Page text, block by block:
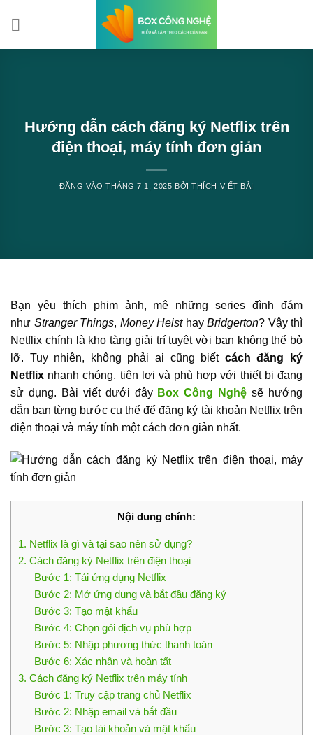
Hướng dẫn cách đăng ký Netflix trên
điện thoại, máy tính đơn giản
ĐĂNG VÀO THÁNG 7 1, 2025 BỞITHÍCH VIẾT BÀI
Bạn yêu thích phim ảnh, mê những series đình đám
như Stranger Things, Money Heisthay Bridgerton? Vậy thì
Netflix chính là kho tàng giải trí tuyệt vời bạn không thể bỏ
lỡ. Tuy nhiên, không phải ai cũng biết cách đăng ký
Netflix nhanh chóng, tiện lợi và phù hợp với thiết bị đang
sử dụng. Bài viết dưới đây Box Công Nghệ sẽ hướng
dẫn bạn từng bước cụ thể để đăng ký tài khoản Netflix trên
điện thoại và máy tính một cách đơn giản nhất.
Nội dung chính:
1. Netflix là gì và tại sao nên sử dụng?
2. Cách đăng ký Netflix trên điện thoại
Bước 1: Tải ứng dụng Netflix
Bước 2: Mở ứng dụng và bắt đầu đăng ký
Bước 3: Tạo mật khẩu
Bước 4: Chọn gói dịch vụ phù hợp
Bước 5: Nhập phương thức thanh toán
Bước 6: Xác nhận và hoàn tất
3. Cách đăng ký Netflix trên máy tính
Bước 1: Truy cập trang chủ Netflix
Bước 2: Nhập email và bắt đầu
Bước 3: Tạo tài khoản và mật khẩu